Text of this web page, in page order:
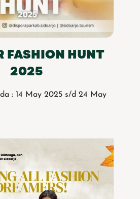
FASHION HUNT
2025
: 14 May 2025 s/d 24 May